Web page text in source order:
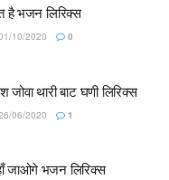
है भजन लिरिक्स
10/2020 0
जोवा थारी बाट घणी लिरिक्स
06/2020 1
जाओगे भजन लिरिक्स